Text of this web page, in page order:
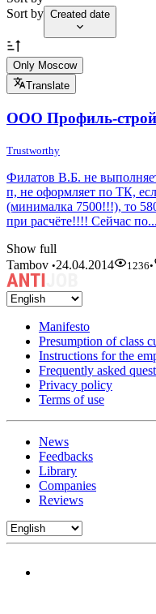
Sort by Created date
Only Moscow
Translate
ООО Профиль-строй
Trustworthy
Филатов В.Б. не
п, не оформляет по ТК,
(минималка 7500!!!), то
при расчёте!!!! Сейчас по...
Show full
Tambov •24.04.2014 1236•
Manifesto
Presumption of class
Instructions for the
Frequently asked
Privacy policy
Terms of use
News
Feedbacks
Library
Companies
Reviews